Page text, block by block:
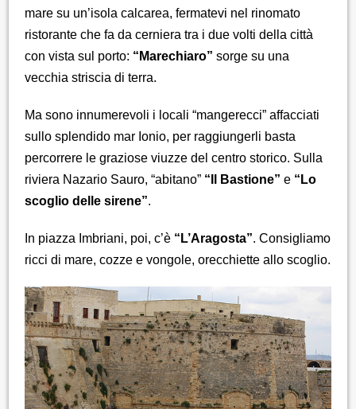
mare su un’isola calcarea, fermatevi nel rinomato
ristorante che fa da cerniera tra i due volti della città
con vista sul porto: “Marechiaro” sorge su una
vecchia striscia di terra.
Ma sono innumerevoli i locali “mangerecci” affacciati
sullo splendido mar Ionio, per raggiungerli basta
percorrere le graziose viuzze del centro storico. Sulla
riviera Nazario Sauro, “abitano” “Il Bastione” e “Lo
scoglio delle sirene”.
In piazza Imbriani, poi, c’è “L’Aragosta”. Consigliamo
ricci di mare, cozze e vongole, orecchiette allo scoglio.